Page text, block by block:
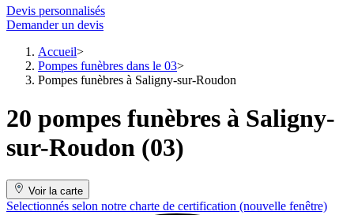
Devis personnalisés
Demander un devis
Accueil
Pompes funèbres dans le 03
Pompes funèbres à Saligny-sur-Roudon
20 pompes funèbres à Saligny-
sur-Roudon (03)
Voir la carte
Selectionnés selon notre charte de certification (nouvelle fenêtre)